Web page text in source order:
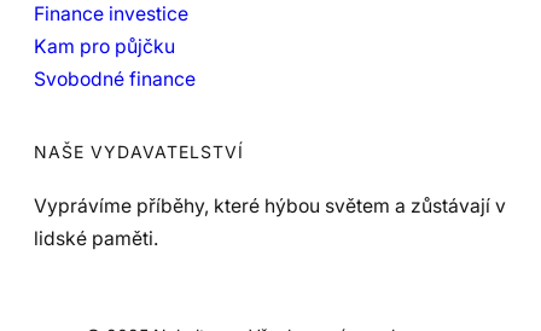
Finance investice
Kam pro půjčku
Svobodné finance
NAŠE VYDAVATELSTVÍ
Vyprávíme příběhy, které hýbou světem a zůstávají v
lidské paměti.